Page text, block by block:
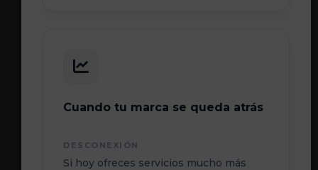
Cuando tu marca se queda atrás
DESCONEXIÓN
Si hoy ofreces servicios mucho más